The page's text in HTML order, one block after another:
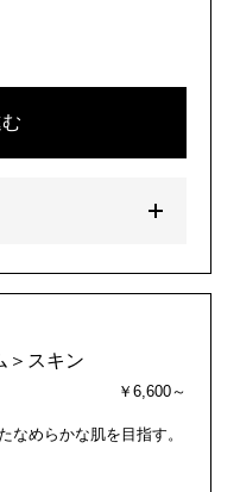
＞スキン
￥6,600～
めらかな肌を目指す。